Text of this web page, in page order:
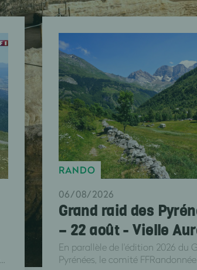
RANDO
06/08/2026
Grand raid des
– 22 août - Vielle
En parallèle de l'édition 2026 du
Pyrénées, le comité FFRandonnée